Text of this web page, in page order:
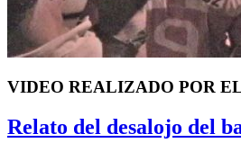
VIDEO REALIZADO POR
Relato del desalojo del